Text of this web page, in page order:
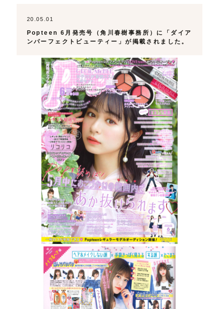
20.05.01
Popteen 6月発売号（角川春樹事務所）に「ダイア
ンパーフェクトビューティー」が掲載されました。